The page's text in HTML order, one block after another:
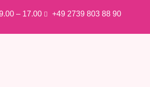
– 17.00 +49 2739 803 88 90